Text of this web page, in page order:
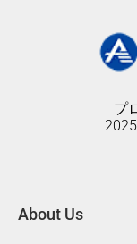
プ
About Us